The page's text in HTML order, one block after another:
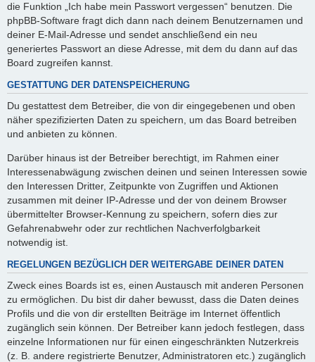
die Funktion „Ich habe mein Passwort vergessen“ benutzen. Die
phpBB-Software fragt dich dann nach deinem Benutzernamen und
deiner E-Mail-Adresse und sendet anschließend ein neu
generiertes Passwort an diese Adresse, mit dem du dann auf das
Board zugreifen kannst.
GESTATTUNG DER DATENSPEICHERUNG
Du gestattest dem Betreiber, die von dir eingegebenen und oben
näher spezifizierten Daten zu speichern, um das Board betreiben
und anbieten zu können.
Darüber hinaus ist der Betreiber berechtigt, im Rahmen einer
Interessenabwägung zwischen deinen und seinen Interessen sowie
den Interessen Dritter, Zeitpunkte von Zugriffen und Aktionen
zusammen mit deiner IP-Adresse und der von deinem Browser
übermittelter Browser-Kennung zu speichern, sofern dies zur
Gefahrenabwehr oder zur rechtlichen Nachverfolgbarkeit
notwendig ist.
REGELUNGEN BEZÜGLICH DER WEITERGABE DEINER DATEN
Zweck eines Boards ist es, einen Austausch mit anderen Personen
zu ermöglichen. Du bist dir daher bewusst, dass die Daten deines
Profils und die von dir erstellten Beiträge im Internet öffentlich
zugänglich sein können. Der Betreiber kann jedoch festlegen, dass
einzelne Informationen nur für einen eingeschränkten Nutzerkreis
(z. B. andere registrierte Benutzer, Administratoren etc.) zugänglich